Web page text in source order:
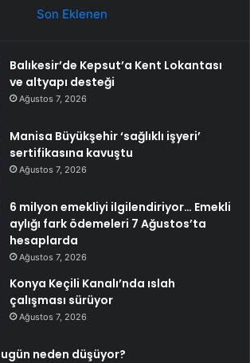
Son Eklenen
Balıkesir’de Kepsut’a Kent Lokantası
ve altyapı desteği
Ağustos 7, 2026
Manisa Büyükşehir ‘sağlıklı işyeri’
sertifikasına kavuştu
Ağustos 7, 2026
6 milyon emekliyi ilgilendiriyor… Emekli
aylığı fark ödemeleri 7 Ağustos’ta
hesaplarda
Ağustos 7, 2026
Konya Keçili Kanalı’nda ıslah
çalışması sürüyor
Ağustos 7, 2026
neden düşüyor?